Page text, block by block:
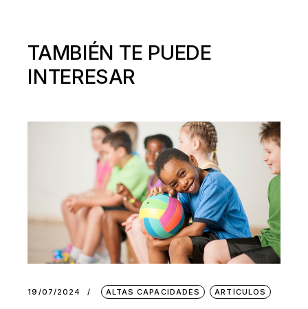
TAMBIÉN TE PUEDE
INTERESAR
19/07/2024 ALTAS CAPACIDADES ARTÍCULOS